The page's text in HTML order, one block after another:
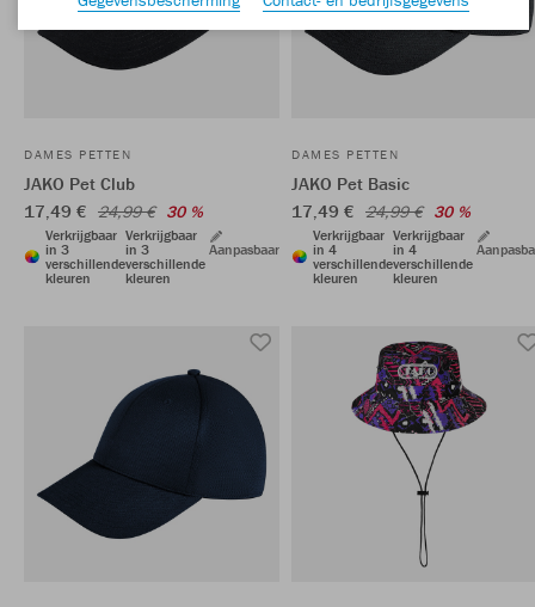
DAMES PETTEN
JAKO Pet Club
17,49 € 24,99 € 30 %
Verkrijgbaar
in 3
verschillende
kleuren
Verkrijgbaar
in 3
verschillende
kleuren
Aanpasbaar
DAMES PETTEN
JAKO Pet Basic
17,49 € 24,99 € 30 %
Verkrijgbaar
in 4
verschillende
kleuren
Verkrijgbaar
in 4
verschillende
kleuren